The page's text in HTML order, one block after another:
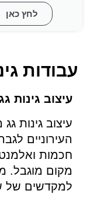
לחץ כאן
עבודות
עיצוב גינות גג
עיצוב גינות
העירוניים
חכמות
מקום מוגבל.
למקדשים של